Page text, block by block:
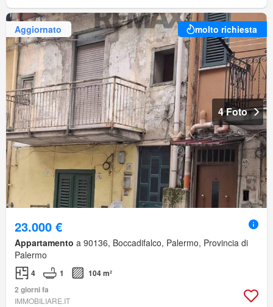
Aggiornato molto richiesta
4 Foto
23.000 €
Appartamento a 90136, Boccadifalco, Palermo, Provincia di
Palermo
4 1
104 m²
2 giorni fa
IMMOBILIARE.IT